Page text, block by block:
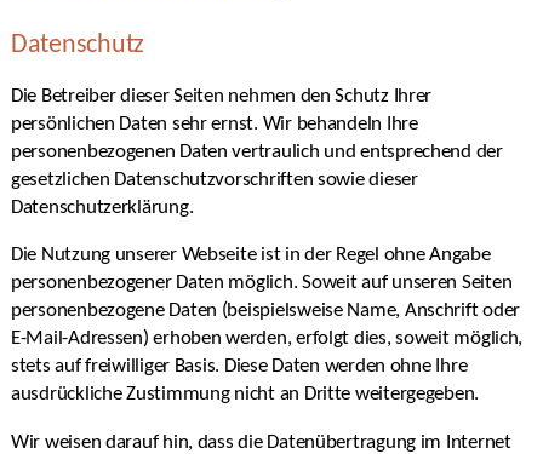
Datenschutz
Die Betreiber dieser Seiten nehmen den Schutz Ihrer
persönlichen Daten sehr ernst. Wir behandeln Ihre
personenbezogenen Daten vertraulich und entsprechend der
gesetzlichen Datenschutzvorschriften sowie dieser
Datenschutzerklärung.
Die Nutzung unserer Webseite ist in der Regel ohne Angabe
personenbezogener Daten möglich. Soweit auf unseren Seiten
personenbezogene Daten (beispielsweise Name, Anschrift oder
E-Mail-Adressen) erhoben werden, erfolgt dies, soweit möglich,
stets auf freiwilliger Basis. Diese Daten werden ohne Ihre
ausdrückliche Zustimmung nicht an Dritte weitergegeben.
Wir weisen darauf hin, dass die Datenübertragung im Internet